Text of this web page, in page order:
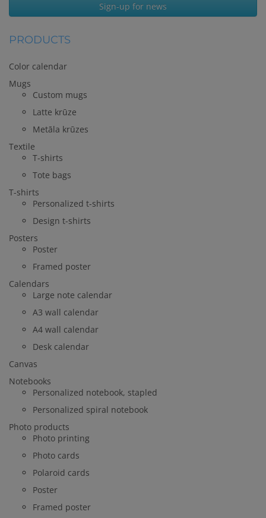
Sign-up for news
PRODUCTS
Color calendar
Mugs
Custom mugs
Latte krūze
Metāla krūzes
Textile
T-shirts
Tote bags
T-shirts
Personalized t-shirts
Design t-shirts
Posters
Poster
Framed poster
Calendars
Large note calendar
A3 wall calendar
A4 wall calendar
Desk calendar
Canvas
Notebooks
Personalized notebook, stapled
Personalized spiral notebook
Photo products
Photo printing
Photo cards
Polaroid cards
Poster
Framed poster